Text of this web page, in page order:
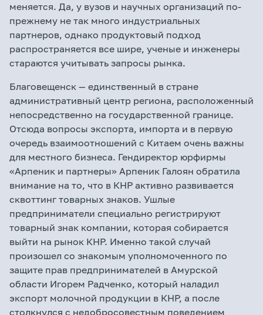
меняется. Да, у вузов и научных организаций по-
прежнему не так много индустриальных
партнеров, однако продуктовый подход
распространяется все шире, ученые и инженеры
стараются учитывать запросы рынка.
Благовещенск — единственный в стране
административный центр региона, расположенный
непосредственно на государственной границе.
Отсюда вопросы экспорта, импорта и в первую
очередь взаимоотношений с Китаем очень важны
для местного бизнеса. Гендиректор юрфирмы
«Арпеник и партнеры» Арпеник Галоян обратила
внимание на то, что в КНР активно развивается
сквоттинг товарных знаков. Ушлые
предприниматели специально регистрируют
товарный знак компании, которая собирается
выйти на рынок КНР. Именно такой случай
произошел со знакомым уполномоченного по
защите прав предпринимателей в Амурской
области Игорем Радченко, который наладил
экспорт молочной продукции в КНР, а после
столкнулся с недобросовестным поведением